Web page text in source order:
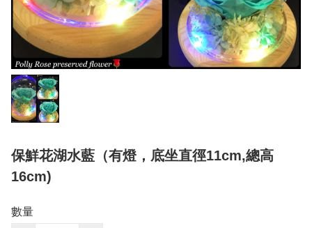
保鮮花湖水藍（有燈，底坐直徑11cm,總高
16cm)
數量